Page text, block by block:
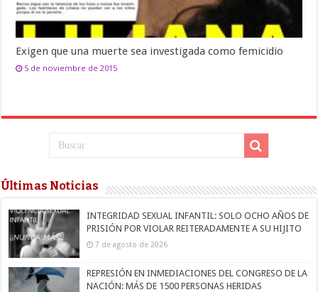
Exigen que una muerte sea investigada como femicidio
5 de noviembre de 2015
Últimas Noticias
INTEGRIDAD SEXUAL INFANTIL: SOLO OCHO AÑOS DE
PRISIÓN POR VIOLAR REITERADAMENTE A SU HIJITO
7 de agosto de 2026
REPRESIÓN EN INMEDIACIONES DEL CONGRESO DE LA
NACIÓN: MÁS DE 1500 PERSONAS HERIDAS